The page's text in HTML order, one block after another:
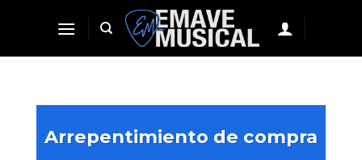
Arrepentimiento de compra